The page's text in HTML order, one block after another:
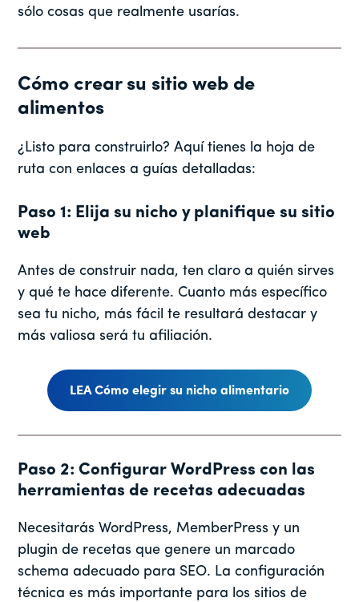
sólo cosas que realmente usarías.
Cómo crear su sitio web de
alimentos
¿Listo para construirlo? Aquí tienes la hoja de
ruta con enlaces a guías detalladas:
Paso 1: Elija su nicho y planifique su sitio
web
Antes de construir nada, ten claro a quién sirves
y qué te hace diferente. Cuanto más específico
sea tu nicho, más fácil te resultará destacar y
más valiosa será tu afiliación.
LEA Cómo elegir su nicho alimentario
Paso 2: Configurar WordPress con las
herramientas de recetas adecuadas
Necesitarás WordPress, MemberPress y un
plugin de recetas que genere un marcado
schema adecuado para SEO. La configuración
técnica es más importante para los sitios de